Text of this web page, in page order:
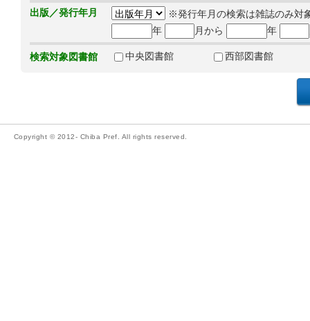
出版／発行年月
※発行年月の検索は雑誌のみ対
年
月から 年
検索対象図書館 中央図書館 西部図書館
Copyright © 2012- Chiba Pref. All rights reserved.